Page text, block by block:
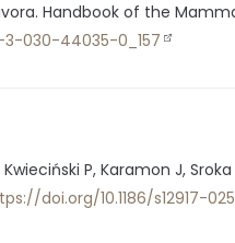
Handbook of the
030-44035-0_157
P, Karamon J, Sroka
doi.org/10.1186/s12917-